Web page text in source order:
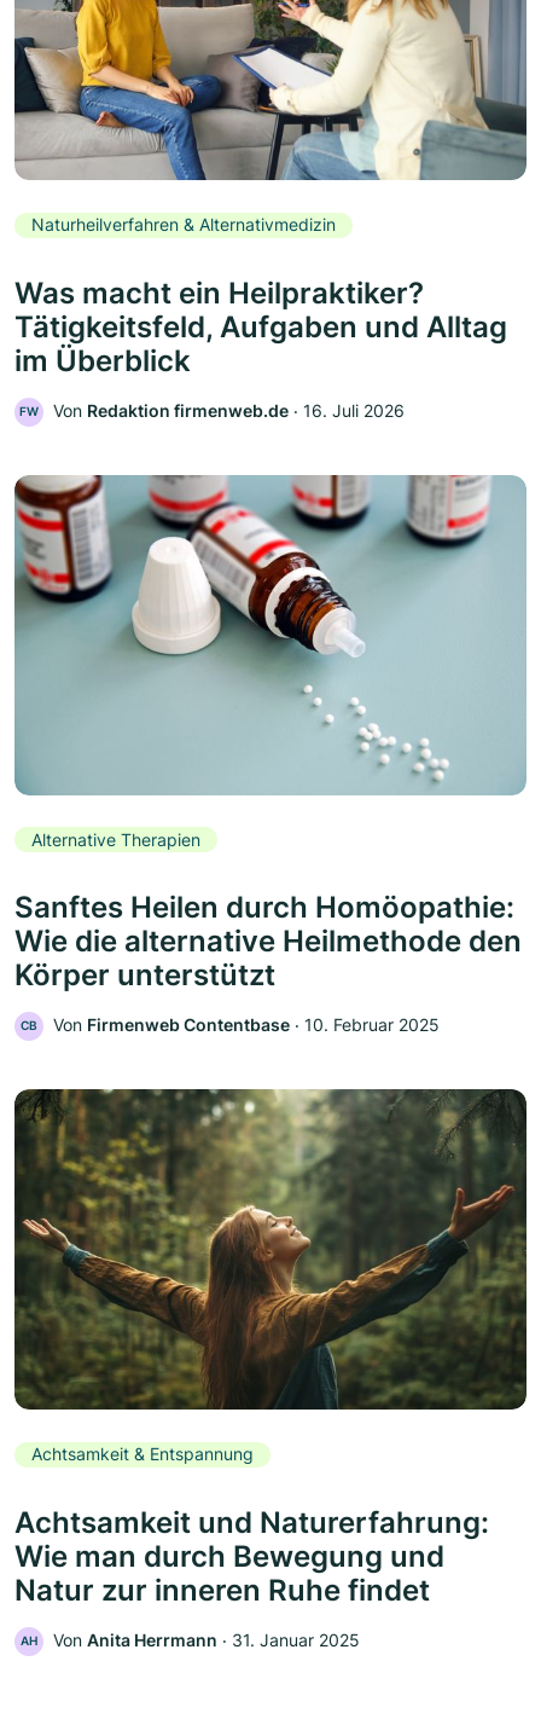
Naturheilverfahren & Alternativmedizin
Was macht ein Heilpraktiker?
Tätigkeitsfeld, Aufgaben und Alltag
im Überblick
FW Von Redaktion firmenweb.de ‧ 16. Juli 2026
Alternative Therapien
Sanftes Heilen durch Homöopathie:
Wie die alternative Heilmethode den
Körper unterstützt
CB Von Firmenweb Contentbase ‧ 10. Februar 2025
Achtsamkeit & Entspannung
Achtsamkeit und Naturerfahrung:
Wie man durch Bewegung und
Natur zur inneren Ruhe findet
AH Von Anita Herrmann ‧ 31. Januar 2025